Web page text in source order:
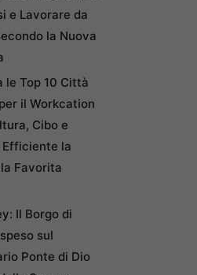
e Lavorare da
la Nuova
le Top 10 Città
il Workcation
Cibo e
la
Favorita
Il Borgo di
sul
Ponte di Dio